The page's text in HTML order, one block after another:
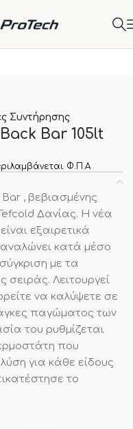
Συντήρησης
Bar 105lt
Φ.Π.Α
, βεβιασμένης
Δανίας. Η νέα
εξαιρετικά
κατά μέσο
με τα
σειράς. Λειτουργεί
να καλύψετε σε
παγώματος των
του ρυθμίζεται
που
λύση για κάθε είδους
το